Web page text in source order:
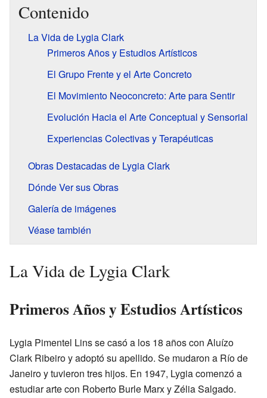
Contenido
La Vida de Lygia Clark
Primeros Años y Estudios Artísticos
El Grupo Frente y el Arte Concreto
El Movimiento Neoconcreto: Arte para Sentir
Evolución Hacia el Arte Conceptual y Sensorial
Experiencias Colectivas y Terapéuticas
Obras Destacadas de Lygia Clark
Dónde Ver sus Obras
Galería de imágenes
Véase también
La Vida de Lygia Clark
Primeros Años y Estudios Artísticos
Lygia Pimentel Lins se casó a los 18 años con Aluízo
Clark Ribeiro y adoptó su apellido. Se mudaron a Río de
Janeiro y tuvieron tres hijos. En 1947, Lygia comenzó a
estudiar arte con Roberto Burle Marx y Zélia Salgado.